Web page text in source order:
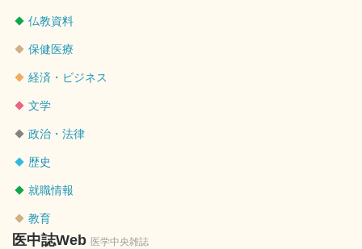
仏教資料
保健医療
経済・ビジネス
文学
政治・法律
歴史
就職情報
教育
医中誌Web 医学中央雑誌